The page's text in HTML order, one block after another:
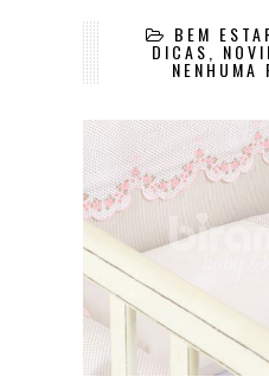
BEM
DICAS
NENHUMA